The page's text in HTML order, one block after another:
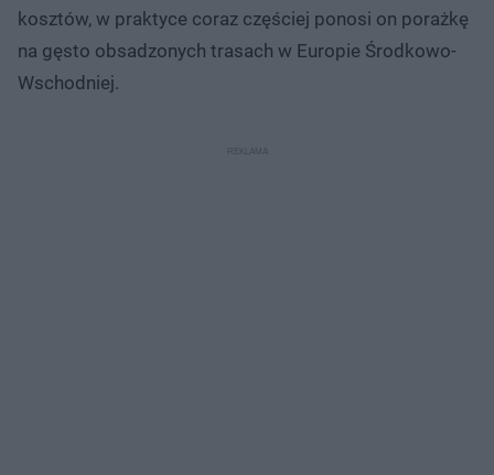
kosztów, w praktyce coraz częściej ponosi on porażkę
na gęsto obsadzonych trasach w Europie Środkowo-
Wschodniej.